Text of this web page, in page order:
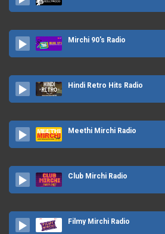
Mirchi 90's Radio
Hindi Retro Hits Radio
Meethi Mirchi Radio
Club Mirchi Radio
Filmy Mirchi Radio